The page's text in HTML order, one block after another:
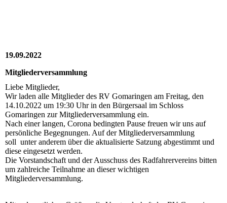
19.09.2022
Mitgliederversammlung
Liebe Mitglieder,
Wir laden alle Mitglieder des RV Gomaringen am Freitag, den
14.10.2022 um 19:30 Uhr in den Bürgersaal im Schloss
Gomaringen zur Mitgliederversammlung ein.
Nach einer langen, Corona bedingten Pause freuen wir uns auf
persönliche Begegnungen. Auf der Mitgliederversammlung
soll unter anderem über die aktualisierte Satzung abgestimmt und
diese eingesetzt werden.
Die Vorstandschaft und der Ausschuss des Radfahrervereins bitten
um zahlreiche Teilnahme an dieser wichtigen
Mitgliederversammlung.